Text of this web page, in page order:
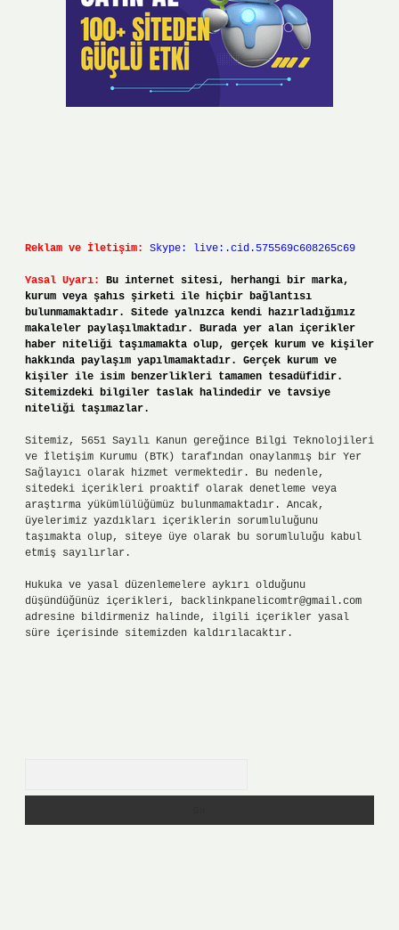
Reklam ve İletişim: Skype: live:.cid.575569c608265c69
Yasal Uyarı:
Bu internet sitesi, herhangi bir marka,
kurum veya şahıs şirketi ile hiçbir bağlantısı
bulunmamaktadır. Sitede yalnızca kendi hazırladığımız
makaleler paylaşılmaktadır. Burada yer alan içerikler
haber niteliği taşımamakta olup, gerçek kurum ve kişiler
hakkında paylaşım yapılmamaktadır. Gerçek kurum ve
kişiler ile isim benzerlikleri tamamen tesadüfidir.
Sitemizdeki bilgiler taslak halindedir ve tavsiye
niteliği taşımazlar.
Sitemiz, 5651 Sayılı Kanun gereğince Bilgi Teknolojileri
ve İletişim Kurumu (BTK) tarafından onaylanmış bir Yer
Sağlayıcı olarak hizmet vermektedir. Bu nedenle,
sitedeki içerikleri proaktif olarak denetleme veya
araştırma yükümlülüğümüz bulunmamaktadır. Ancak,
üyelerimiz yazdıkları içeriklerin sorumluluğunu
taşımakta olup, siteye üye olarak bu sorumluluğu kabul
etmiş sayılırlar.
Hukuka ve yasal düzenlemelere aykırı olduğunu
düşündüğünüz içerikleri, backlinkpanelicomtr@gmail.com
adresine bildirmeniz halinde, ilgili içerikler yasal
süre içerisinde sitemizden kaldırılacaktır.